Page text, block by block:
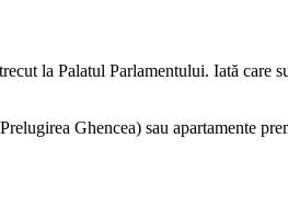
la Palatul Parlamentului. Iată care
Ghencea) sau apartamente